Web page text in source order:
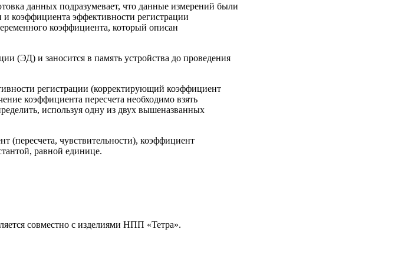
данных подразумевает, что данные измерений были
коэффициента эффективности регистрации
коэффициента, который описан
(ЭД) и заносится в память устройства до проведения
регистрации (корректирующий коэффициент
коэффициента пересчета необходимо взять
используя одну из двух вышеназванных
(пересчета, чувствительности), коэффициент
равной единице.
совместно с изделиями НПП «Тетра».